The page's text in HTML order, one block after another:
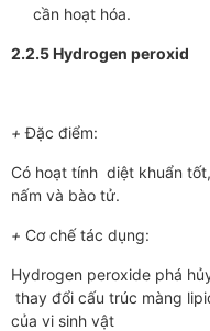
cần hoạt hóa.
2.2.5 Hydrogen peroxid
+Đặc điểm:
Có hoạt tính diệt khuẩn
nấm và bào tử.
+ Cơ chế tác dụng:
Hydrogen peroxide phá
thay đổi cấu trúc màng
của vi sinh vật